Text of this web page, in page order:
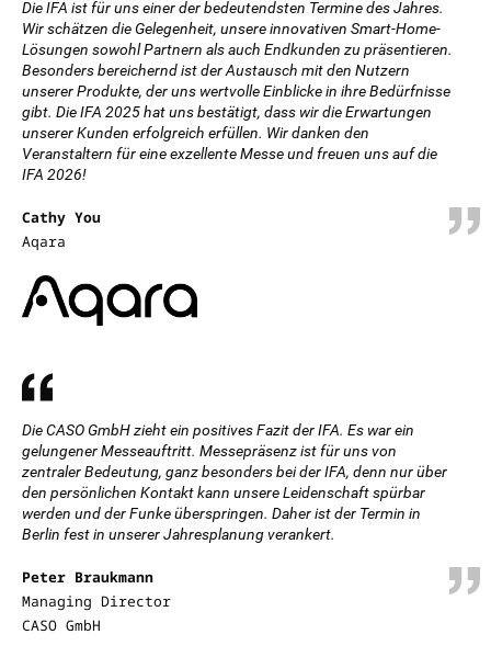
Die IFA ist für uns einer der bedeutendsten Termine des Jahres.
Wir schätzen die Gelegenheit, unsere innovativen Smart-Home-
Lösungen sowohl Partnern als auch Endkunden zu präsentieren.
Besonders bereichernd ist der Austausch mit den Nutzern
unserer Produkte, der uns wertvolle Einblicke in ihre Bedürfnisse
gibt. Die IFA 2025 hat uns bestätigt, dass wir die Erwartungen
unserer Kunden erfolgreich erfüllen. Wir danken den
Veranstaltern für eine exzellente Messe und freuen uns auf die
IFA 2026!
Cathy You
Aqara
Die CASO GmbH zieht ein positives Fazit der IFA. Es war ein
gelungener Messeauftritt. Messepräsenz ist für uns von
zentraler Bedeutung, ganz besonders bei der IFA, denn nur über
den persönlichen Kontakt kann unsere Leidenschaft spürbar
werden und der Funke überspringen. Daher ist der Termin in
Berlin fest in unserer Jahresplanung verankert.
Peter Braukmann
Managing Director
CASO GmbH